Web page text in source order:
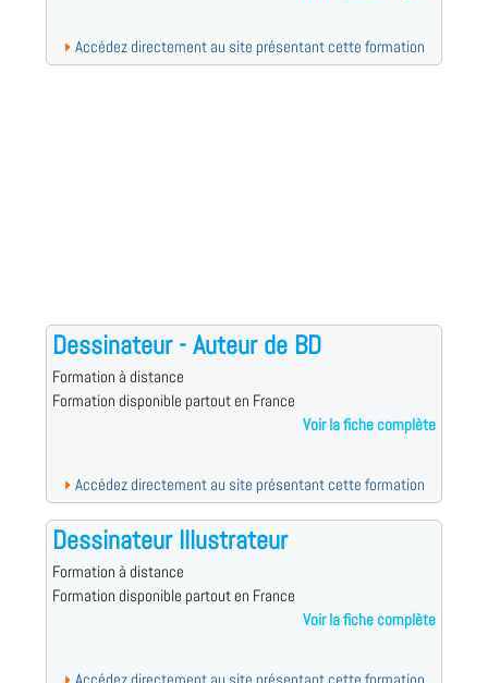
Accédez directement au site présentant cette formation
Dessinateur - Auteur de BD
Formation à distance
Formation disponible partout en France
Voir la fiche complète
Accédez directement au site présentant cette formation
Dessinateur Illustrateur
Formation à distance
Formation disponible partout en France
Voir la fiche complète